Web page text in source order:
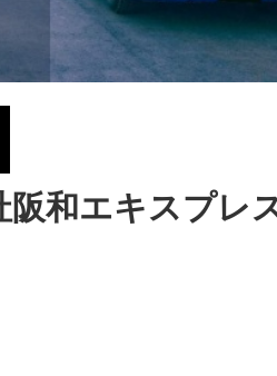
阪和エキスプレ